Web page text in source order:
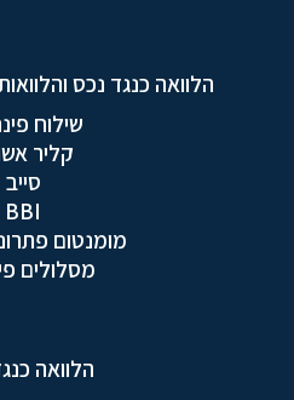
הלוואה כנגד נכס
שילוח
קליר
סייב
BBI
מומנטום
מסלולים
הלוואה